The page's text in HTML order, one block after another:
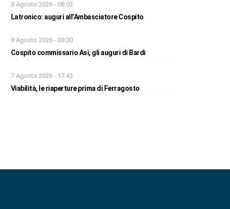
8 Agosto 2026 - 08:02
Latronico: auguri all’Ambasciatore Cospito
8 Agosto 2026 - 08:00
Cospito commissario Asi, gli auguri di Bardi
7 Agosto 2026 - 17:43
Viabilità, le riaperture prima di Ferragosto